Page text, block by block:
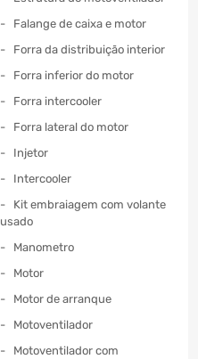
Falange de caixa e motor
Forra da distribuição interior
Forra inferior do motor
Forra intercooler
Forra lateral do motor
Injetor
Intercooler
Kit embraiagem com volante
usado
Manometro
Motor
Motor de arranque
Motoventilador
Motoventilador com